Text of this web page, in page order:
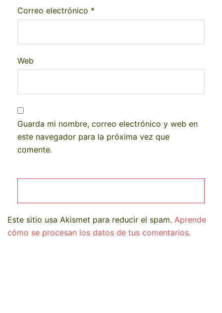
Correo electrónico *
Web
Guarda mi nombre, correo electrónico y web en
este navegador para la próxima vez que
comente.
Este sitio usa Akismet para reducir el spam. Aprende
cómo se procesan los datos de tus comentarios.